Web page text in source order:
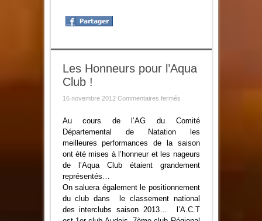
Les Honneurs pour l’Aqua
Club !
16 novembre 2012 Commentaires ferméssur
pour
l’Aqua
Club
Au cours de l’AG du Comité
Départemental de Natation les
meilleures performances de la saison
ont été mises à l’honneur et les nageurs
de l’Aqua Club étaient grandement
représentés…
On saluera également le positionnement
du club dans
le classement national
des interclubs saison 2013… l’A.C.T